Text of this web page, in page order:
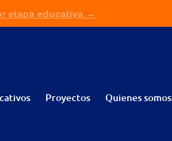
presupuesto sin compromiso →
etapa educativa →
Proyectos Quienes somos